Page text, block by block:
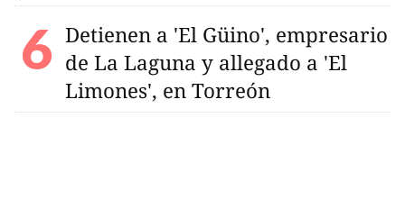
Detienen a 'El Güino', empresario
de La Laguna y allegado a 'El
Limones', en Torreón